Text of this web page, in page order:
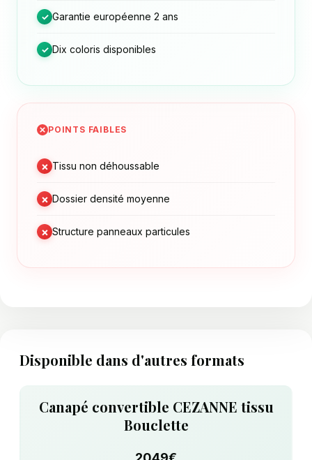
✓ Garantie européenne 2 ans
✓ Dix coloris disponibles
POINTS FAIBLES
× Tissu non déhoussable
× Dossier densité moyenne
× Structure panneaux particules
Disponible dans d'autres formats
Canapé convertible CEZANNE tissu
Bouclette